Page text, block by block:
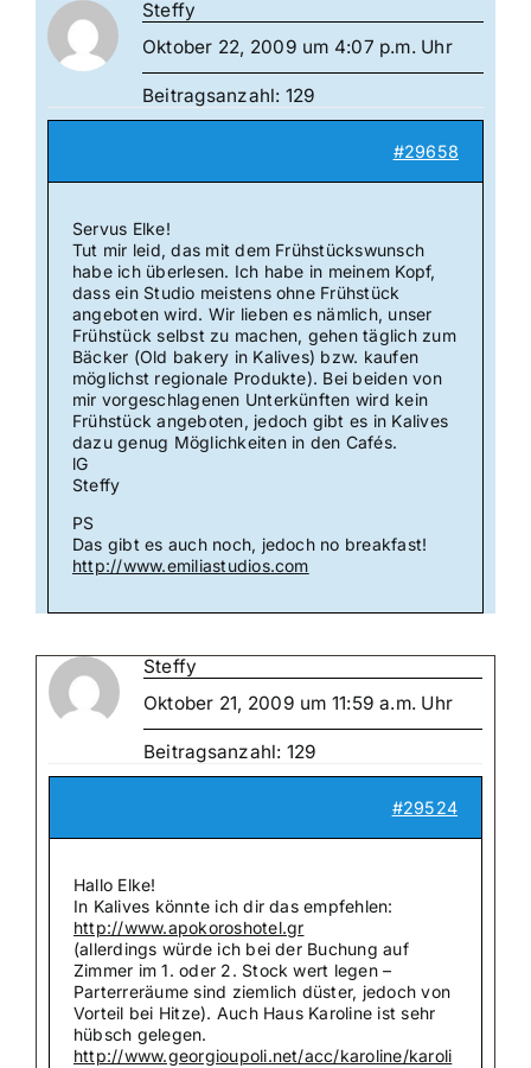
Steffy
Oktober 22, 2009 um 4:07 p.m. Uhr
Beitragsanzahl: 129
#29658
Servus Elke!
Tut mir leid, das mit dem Frühstückswunsch
habe ich überlesen. Ich habe in meinem Kopf,
dass ein Studio meistens ohne Frühstück
angeboten wird. Wir lieben es nämlich, unser
Frühstück selbst zu machen, gehen täglich zum
Bäcker (Old bakery in Kalives) bzw. kaufen
möglichst regionale Produkte). Bei beiden von
mir vorgeschlagenen Unterkünften wird kein
Frühstück angeboten, jedoch gibt es in Kalives
dazu genug Möglichkeiten in den Cafés.
lG
Steffy
PS
Das gibt es auch noch, jedoch no breakfast!
http://www.emiliastudios.com
Steffy
Oktober 21, 2009 um 11:59 a.m. Uhr
Beitragsanzahl: 129
#29524
Hallo Elke!
In Kalives könnte ich dir das empfehlen:
http://www.apokoroshotel.gr
(allerdings würde ich bei der Buchung auf
Zimmer im 1. oder 2. Stock wert legen –
Parterreräume sind ziemlich düster, jedoch von
Vorteil bei Hitze). Auch Haus Karoline ist sehr
hübsch gelegen.
http://www.georgioupoli.net/acc/karoline/karoli